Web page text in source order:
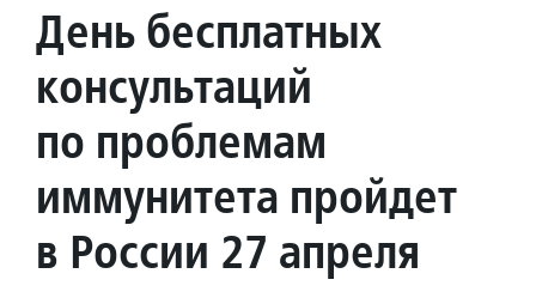
День бесплатных
консультаций
по проблемам
иммунитета пройдет
в России 27 апреля